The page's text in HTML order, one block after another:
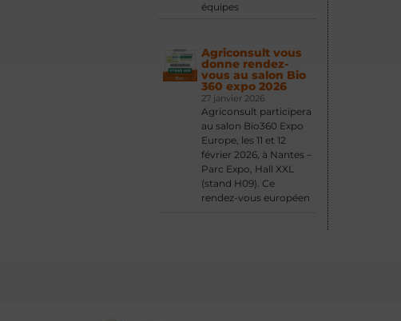
équipes
Agriconsult vous
donne rendez-
vous au salon Bio
360 expo 2026
27 janvier 2026
Agriconsult participera
au salon Bio360 Expo
Europe, les 11 et 12
février 2026, à Nantes –
Parc Expo, Hall XXL
(stand H09). Ce
rendez-vous européen